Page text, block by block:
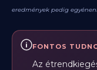
eredmények pedig
FONTOS
Az